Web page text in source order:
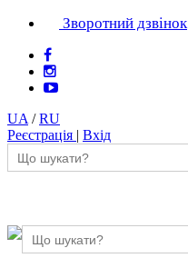
Зворотний дзвінок
UA /RU
Реєстрація | Вхід